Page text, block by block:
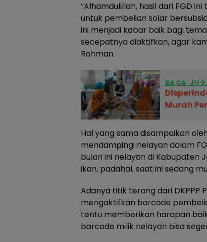
“Alhamdulillah, hasil dari FGD
untuk pembelian solar
ini menjadi kabar baik bagi
secepatnya diaktifkan, agar
Rohman.
BACA
Murah
Hal yang sama disampaikan
mendampingi nelayan dalam
bulan ini nelayan di Kabupaten
ikan, padahal, saat ini sedang
Adanya titik terang dari DKPPP
mengaktifkan barcode
tentu memberikan harapan
barcode milik nelayan bisa